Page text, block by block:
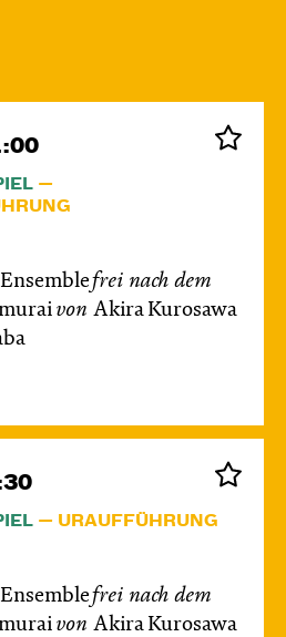
frei nach dem
von Akira Kurosawa
URAUFFÜHRUNG
frei nach dem
von Akira Kurosawa